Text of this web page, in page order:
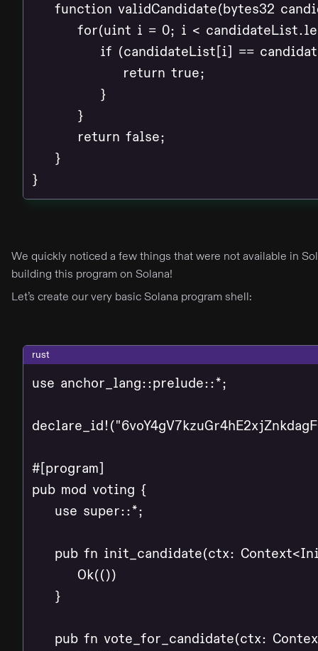
function validCandidate(bytes32
for(uint i = 0; i <
if (candidateList[i] ==
                return true;
            }
        }
        return false;
    }
}
We quickly noticed a few things that were not available in
building this program on Solana!
Let’s create our very basic Solana program shell:
rust
use anchor_lang::prelude::*;
#[program]
pub mod voting {
    use super::*;
pub fn init_candidate(ctx:
        Ok(())
    }
pub fn vote_for_candidate(ctx: